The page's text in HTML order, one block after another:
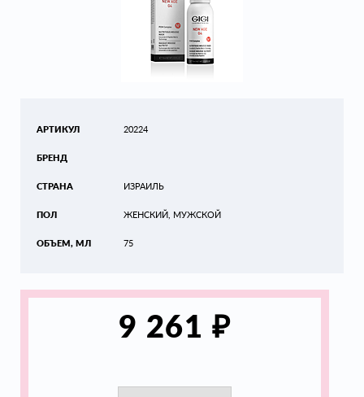
АРТИКУЛ
БРЕНД
СТРАНА
ПОЛ
ОБЪЕМ, МЛ
20224
ИЗРАИЛЬ
ЖЕНСКИЙ, МУЖСКОЙ
75
9 261 ₽